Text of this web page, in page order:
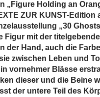
„Figure Holding an
ZUR KUNST-Edition
„30
Figur mit der
der Hand, auch die
zwischen Leben und
vornehmer Blässe
dieser und die Beine
der untere Teil des